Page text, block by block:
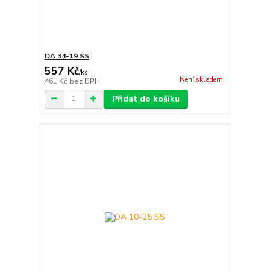
DA 34-19 SS
557 Kč/ks
461 Kč bez DPH Není skladem
Přidat do košíku